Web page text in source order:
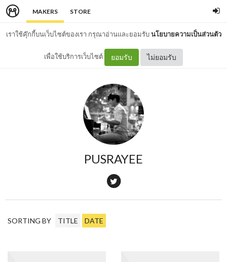
MAKERS STORE
เราใช้คุ๊กกี้บนเว็บไซต์ของเรา กรุณาอ่านและยอมรับนโยบายความเป็นส่วนตัว
เพื่อใช้บริการเว็บไซต์ ยอมรับ ไม่ยอมรับ
PUSRAYEE
SORTING BY TITLE DATE